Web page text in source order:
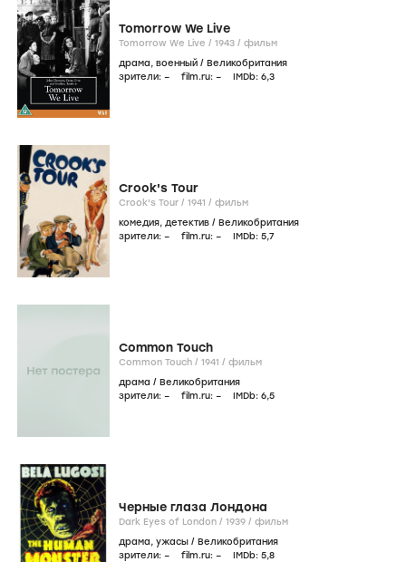
Tomorrow We Live
Tomorrow We Live / 1943 / фильм
драма, военный / Великобритания
зрители: – film.ru: – IMDb: 6,3
Crook's Tour
Crook's Tour / 1941 / фильм
комедия, детектив / Великобритания
зрители: – film.ru: – IMDb: 5,7
Common Touch
Common Touch / 1941 / фильм
драма / Великобритания
зрители: – film.ru: – IMDb: 6,5
Черные глаза Лондона
Dark Eyes of London / 1939 / фильм
драма, ужасы / Великобритания
зрители: – film.ru: – IMDb: 5,8